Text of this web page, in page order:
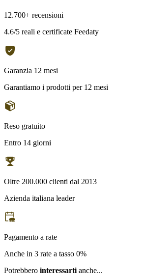
12.700+ recensioni
4.6/5 reali e certificate Feedaty
Garanzia 12 mesi
Garantiamo i prodotti per 12 mesi
Reso gratuito
Entro 14 giorni
Oltre 200.000 clienti dal 2013
Azienda italiana leader
Pagamento a rate
Anche in 3 rate a tasso 0%
Potrebbero interessarti anche...